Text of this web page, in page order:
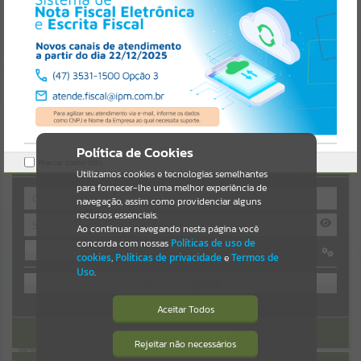
Resultados para""
Portais
Por favor, aguarde...
NOTÍCIAS
Por favor, aguarde...
SUBPORTAIS
Por favor, aguarde...
Por favor, aguarde...
AUTOATENDIMENTO
ACESSAR SEM LOGIN
Política de Cookies
Utilizamos cookies e tecnologias semelhantes
para fornecer-lhe uma melhor experiência de
navegação, assim como providenciar alguns
recursos essenciais.
Ao continuar navegando nesta página você
concorda com nossas Políticas de uso de
cookies, Políticas de privacidadeeTermos de
Uso.
Aceitar Todos
Rejeitar não necessários
Isto significa que diversos recursos
https://guaiba.atende.net/cidadao/agenda/dia-da-biblia-
2025/evento/static/bundle/wpo_index_2_base_l2_portal_editores_s
ync_c78fd5a8a9d4da1559541548a4ef0da6.js?v=7c0fcaaa:47
Verificar Mais Detalhes